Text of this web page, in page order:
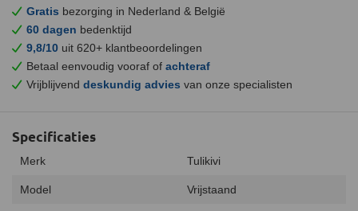
Gratis bezorging in Nederland & België
60 dagen bedenktijd
9,8/10 uit 620+ klantbeoordelingen
Betaal eenvoudig vooraf of achteraf
Vrijblijvend deskundig advies van onze specialisten
Specificaties
Merk Tulikivi
Model Vrijstaand